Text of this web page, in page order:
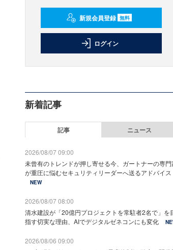
新規会員登録 無料
ログイン
新着記事
記事 ニュース
2026/08/07 09:00
未曾有のトレンドが押し寄せる今、ガートナーの専門
が重圧に悩むセキュリティリーダーへ送るアドバイス
NEW
2026/08/07 08:00
清水建設が「20億円プロジェクトを常駐者2名で」を
指す切実な理由、AIでデジタルゼネコンにも変化
2026/08/06 09:00